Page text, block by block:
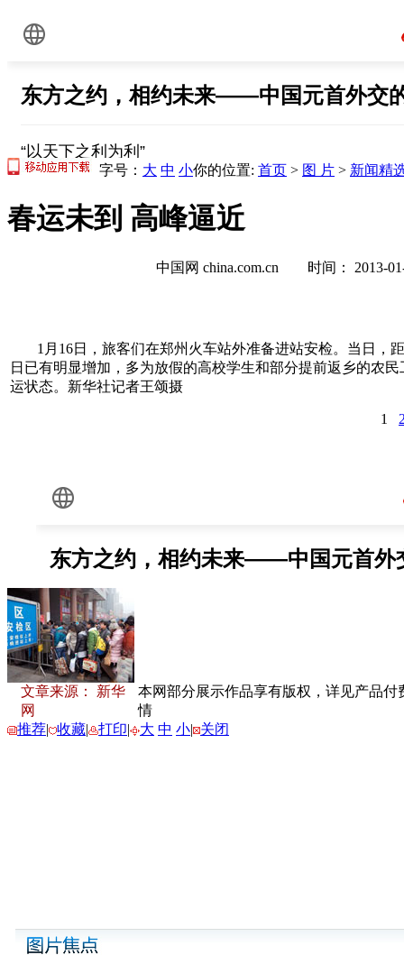
字号： 大 中 小你的位置: 首页 > 图 片 > 新闻精
春运未到 高峰逼近
中国网 china.com.cn 时间：
1月16日，旅客们在郑州火车站外准备进站安检。当日，
日已有明显增加，多为放假的高校学生和部分提前返乡的农
运状态。新华社记者王颂摄
1
文章来源： 新华
网
本网部分展示作品享有版权，详见产品付
情
推荐| 收藏| 打印| 大 中 小| 关闭